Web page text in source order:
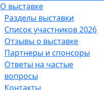
О выставке
Разделы выставки
Список участников 2026
Отзывы о выставке
Партнеры и спонсоры
Ответы на частые
вопросы
Контакты